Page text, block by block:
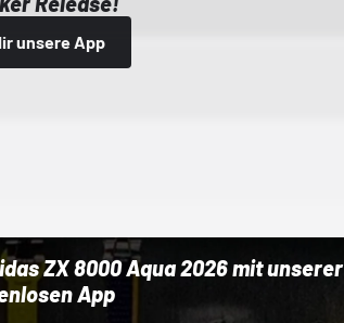
unsere App
ZX 8000 Aqua 2026 mit unserer
App